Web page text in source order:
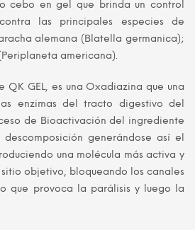
cebo en gel que brinda un control
las principales especies de
alemana (Blatella germanica);
americana).
QK GEL, es una Oxadiazina que una
enzimas del tracto digestivo del
de Bioactivación del ingrediente
generándose así el
una molécula más activa y
objetivo, bloqueando los canales
que provoca la parálisis y luego la